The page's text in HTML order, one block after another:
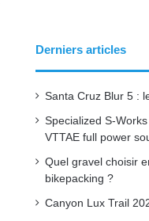
Derniers articles
Santa Cruz Blur 5 :
Specialized S-
VTTAE full power
Quel gravel choisir
bikepacking ?
Canyon Lux Trail